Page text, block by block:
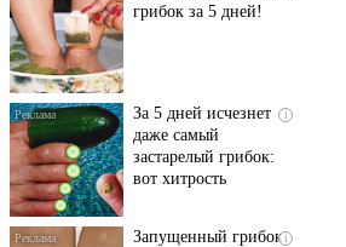
грибок за 5 дней!
i
За 5 дней исчезнет
даже самый
застарелый грибок:
вот хитрость
i
Запущенный грибок